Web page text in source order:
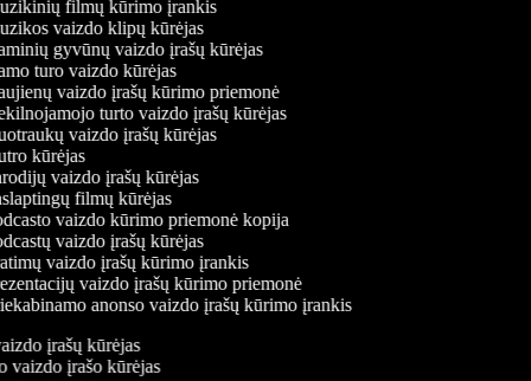
filmų kūrimo įrankis
vaizdo klipų kūrėjas
gyvūnų vaizdo įrašų kūrėjas
turo vaizdo kūrėjas
vaizdo įrašų kūrimo priemonė
turto vaizdo įrašų kūrėjas
vaizdo įrašų kūrėjas
kūrėjas
vaizdo įrašų kūrėjas
filmų kūrėjas
vaizdo kūrimo priemonė kopija
vaizdo įrašų kūrėjas
vaizdo įrašų kūrimo įrankis
vaizdo įrašų kūrimo priemonė
anonso vaizdo įrašų kūrimo įrankis
įrašų kūrėjas
vaizdo įrašo kūrėjas